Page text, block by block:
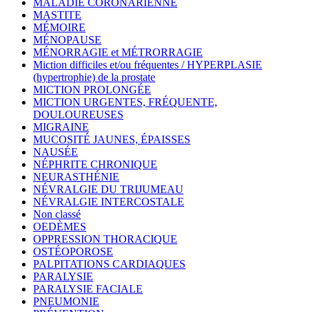
MALADIE CORONARIENNE
MASTITE
MÉMOIRE
MÉNOPAUSE
MÉNORRAGIE et MÉTRORRAGIE
Miction difficiles et/ou fréquentes / HYPERPLASIE
(hypertrophie) de la prostate
MICTION PROLONGÉE
MICTION URGENTES, FRÉQUENTE,
DOULOUREUSES
MIGRAINE
MUCOSITÉ JAUNES, ÉPAISSES
NAUSÉE
NÉPHRITE CHRONIQUE
NEURASTHÉNIE
NÉVRALGIE DU TRIJUMEAU
NÉVRALGIE INTERCOSTALE
Non classé
OEDÈMES
OPPRESSION THORACIQUE
OSTÉOPOROSE
PALPITATIONS CARDIAQUES
PARALYSIE
PARALYSIE FACIALE
PNEUMONIE